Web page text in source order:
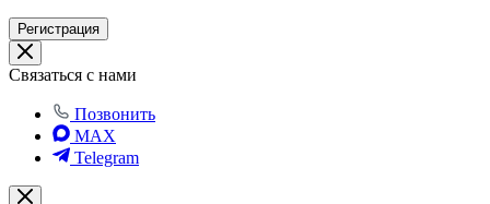
Регистрация
Связаться с нами
Позвонить
MAX
Telegram